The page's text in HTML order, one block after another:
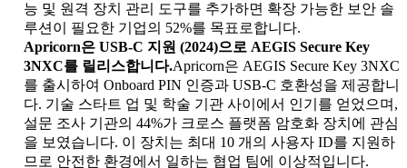
능 및 원격 장치 관리 도구를 추가하면 확장 가능한 보안 솔
루션이 필요한 기업의 52%를 목표로합니다.
Apricorn은 USB-C 지원 (2024)으로 AEGIS Secure Key
3NXC를 릴리스합니다.Apricorn은 AEGIS Secure Key 3NXC
를 출시하여 Onboard PIN 인증과 USB-C 호환성을 제공합니
다. 기술 스타트 업 및 학술 기관 사이에서 인기를 얻었으며,
설문 조사 기관의 44%가 크로스 플랫폼 암호화 장치에 관심
을 보였습니다. 이 장치는 최대 10 개의 사용자 ID를 지원하
므로 안전한 환경에서 일하는 협업 팀에 이상적입니다.